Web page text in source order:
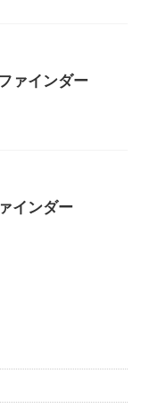
ァインダー
インダー